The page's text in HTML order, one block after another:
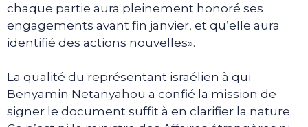
chaque partie aura pleinement honoré ses
engagements avant fin janvier, et qu’elle aura
identifié des actions nouvelles».
La qualité du représentant israélien à qui
Benyamin Netanyahou a confié la mission de
signer le document suffit à en clarifier la nature.